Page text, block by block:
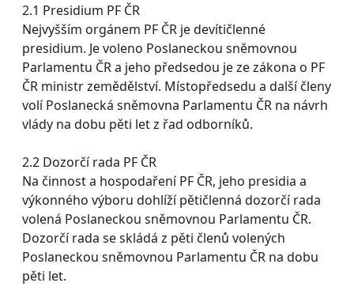
2.1 Presidium PF ČR
Nejvyšším orgánem PF ČR je devítičlenné
presidium. Je voleno Poslaneckou sněmovnou
Parlamentu ČR a jeho předsedou je ze zákona o PF
ČR ministr zemědělství. Místopředsedu a další členy
volí Poslanecká sněmovna Parlamentu ČR na návrh
vlády na dobu pěti let z řad odborníků.
2.2 Dozorčí rada PF ČR
Na činnost a hospodaření PF ČR, jeho presidia a
výkonného výboru dohlíží pětičlenná dozorčí rada
volená Poslaneckou sněmovnou Parlamentu ČR.
Dozorčí rada se skládá z pěti členů volených
Poslaneckou sněmovnou Parlamentu ČR na dobu
pěti let.